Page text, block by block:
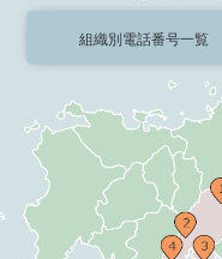
組織別電話番号一覧